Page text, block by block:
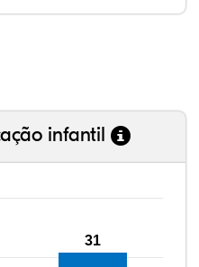
infantil
31